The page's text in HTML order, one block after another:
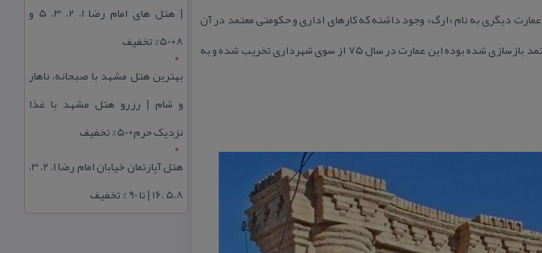
دیگری به نام «ارگ» وجود داشته كه كارهای اداری و حكومتی معتمد در آن
جا انجام می شده است، این عمارت از خانه قدیمی تر و به نظر می رسد كه توسط معتمد بازسازی شده بوده این عمارت در سال ۷۵ از سوی شهرداری تخریب شده و به
| هتل‌ های امام رضا 1، 2، 3، 5 و
8+50% تخفیف
بهترین هتل مشهد با صبحانه، ناهار
و شام | رزرو هتل مشهد با غذا
نزدیک حرم+50% تخفیف
هتل آپارتمان خیابان امام رضا 1، 2، 3،
5،8 ،16 | تا 90 % تخفیف